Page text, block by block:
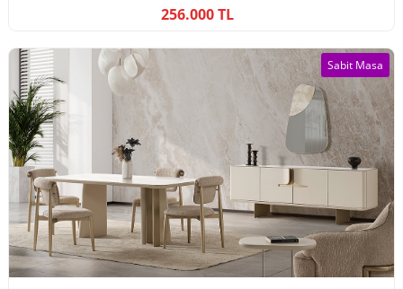
256.000 TL
Sabit Masa